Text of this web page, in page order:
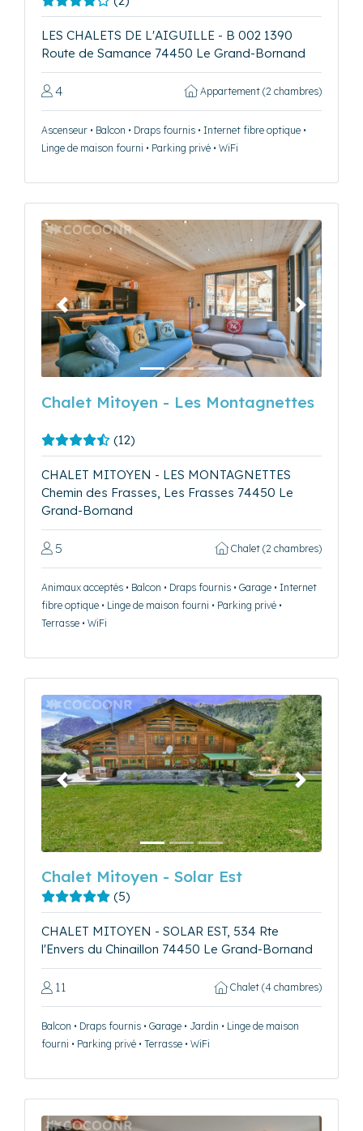
LES CHALETS DE L'AIGUILLE - B 002 1390
Route de Samance 74450 Le Grand-Bornand
4 Appartement (2 chambres)
Ascenseur • Balcon • Draps fournis • Internet fibre optique •
Linge de maison fourni • Parking privé • WiFi
Précédent Suivant
Chalet Mitoyen - Les Montagnettes
(12)
CHALET MITOYEN - LES MONTAGNETTES
Chemin des Frasses, Les Frasses 74450 Le
Grand-Bornand
5 Chalet (2 chambres)
Animaux acceptés • Balcon • Draps fournis • Garage • Internet
fibre optique • Linge de maison fourni • Parking privé •
Terrasse • WiFi
Précédent Suivant
Chalet Mitoyen - Solar Est
(5)
CHALET MITOYEN - SOLAR EST, 534 Rte
l'Envers du Chinaillon 74450 Le Grand-Bornand
11 Chalet (4 chambres)
Balcon • Draps fournis • Garage • Jardin • Linge de maison
fourni • Parking privé • Terrasse • WiFi